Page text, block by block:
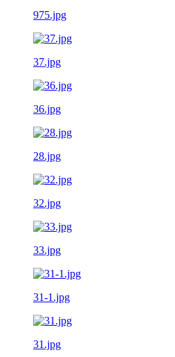
975.jpg
37.jpg
36.jpg
28.jpg
32.jpg
33.jpg
31-1.jpg
31.jpg